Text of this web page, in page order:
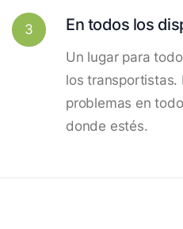
3 En todos los
Un lugar para
los transportistas.
problemas en
donde estés.